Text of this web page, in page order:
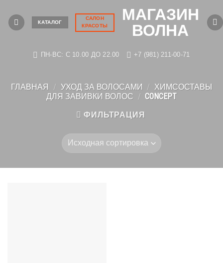
content
МАГАЗИН
ВОЛНА
КАТАЛОГ
САЛОН
КРАСОТЫ
ПН-ВС: C 10.00 ДО 22.00 +7 (981) 211-00-71
ГЛАВНАЯ / УХОД ЗА ВОЛОСАМИ / ХИМСОСТАВЫ
ДЛЯ ЗАВИВКИ ВОЛОС / CONCEPT
ФИЛЬТРАЦИЯ